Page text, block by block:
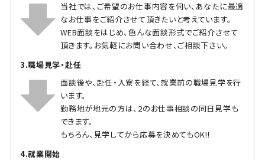
当社では、ご希望のお仕事内容を伺い、あなたに最適
なお仕事をご紹介させて頂きたいと考えています。
WEB面談をはじめ、色んな面談形式でご紹介させて
頂きます。お気軽にお問い合わせ、ご相談下さい。
3.職場見学・赴任
面談後や、赴任・入寮を経て、就業前の職場見学を行
います。
勤務地が地元の方は、2のお仕事相談の同日見学も
できます。
もちろん、見学してから応募を決めてもOK!!
4.就業開始